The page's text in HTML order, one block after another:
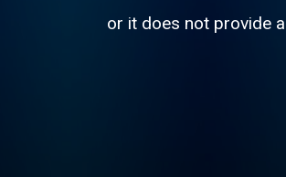
or it does not provide